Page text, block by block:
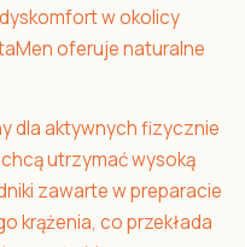
w okolicy
oferuje naturalne
dla aktywnych fizycznie
utrzymać wysoką
zawarte w preparacie
krążenia, co przekłada